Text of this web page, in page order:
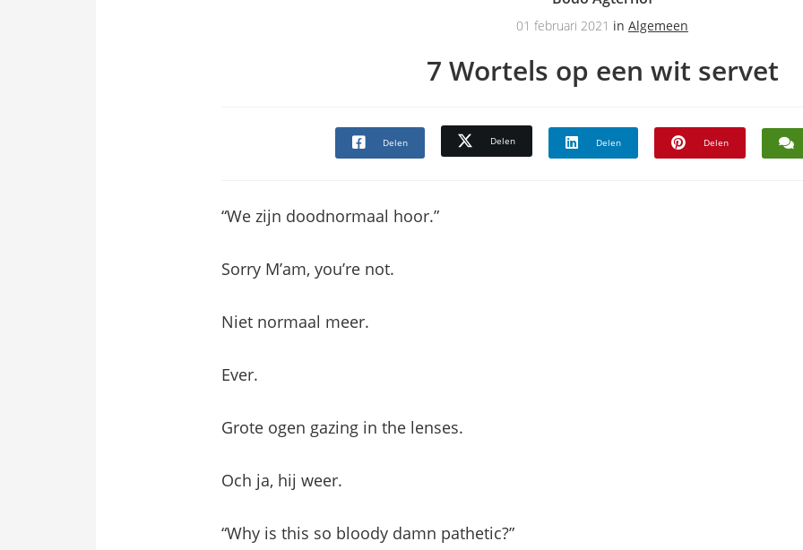
01 februari 2021 in Algemeen
7 Wortels op een wit servet
Delen Delen Delen Delen
“We zijn doodnormaal hoor.”
Sorry M’am, you’re not.
Niet normaal meer.
Ever.
Grote ogen gazing in the lenses.
Och ja, hij weer.
“Why is this so bloody damn pathetic?”